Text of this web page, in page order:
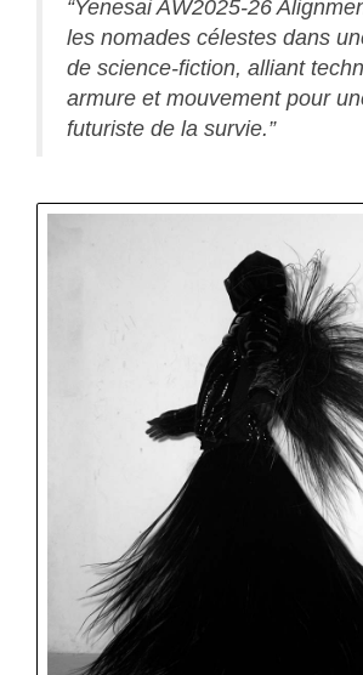
“Yenesai AW2025-26
les nomades célestes dans
de science-fiction, alliant
armure et mouvement pour
futuriste de la survie.”